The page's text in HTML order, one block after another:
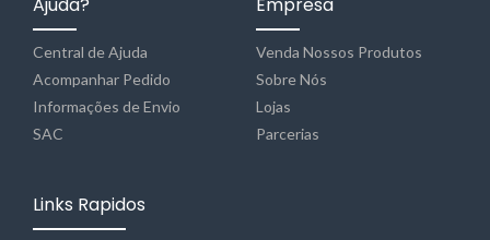
Central de Ajuda
Acompanhar Pedido
Informações de Envio
SAC
Venda Nossos Produtos
Sobre Nós
Lojas
Parcerias
Links Rapidos